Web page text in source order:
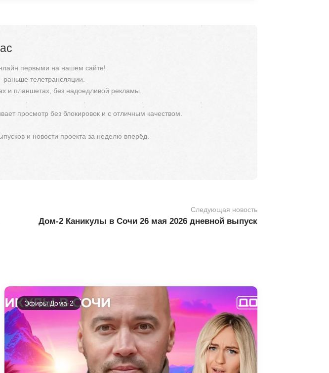
первыми на нашем сайте!
телетрансляции.
и планшетах, без надоедливой рекламы.
просмотр без блокировок и с отличным качеством.
и новости проекта за неделю вперёд.
Следующая новость
Дом-2 Каникулы в Сочи 26 мая 2026 дневной выпуск
Эфиры Дома-2